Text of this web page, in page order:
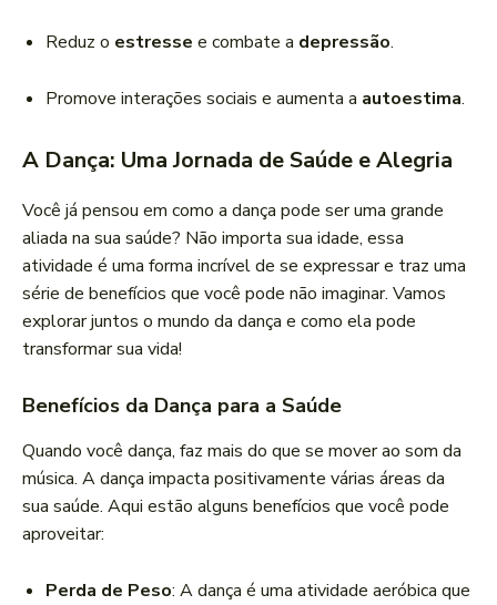
Reduz o estresse e combate a depressão.
Promove interações sociais e aumenta a autoestima.
A Dança: Uma Jornada de Saúde e Alegria
Você já pensou em como a dança pode ser uma grande
aliada na sua saúde? Não importa sua idade, essa
atividade é uma forma incrível de se expressar e traz uma
série de benefícios que você pode não imaginar. Vamos
explorar juntos o mundo da dança e como ela pode
transformar sua vida!
Benefícios da Dança para a Saúde
Quando você dança, faz mais do que se mover ao som da
música. A dança impacta positivamente várias áreas da
sua saúde. Aqui estão alguns benefícios que você pode
aproveitar:
Perda de Peso: A dança é uma atividade aeróbica que